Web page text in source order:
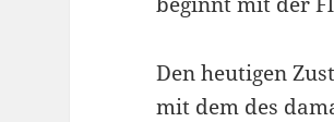
Den heutigen
mit dem des